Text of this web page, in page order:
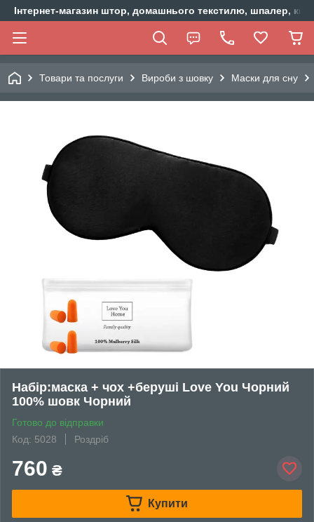
Інтернет-магазин штор, домашнього текстилю, шпалер,
Товари та послуги Вироби з шовку Маски для сну
Набір:маска + чох +беруші Love You Чорний
100% шовк Чорний
Готово до відправки
Код: 5028
Роздріб
760 ₴
Купити